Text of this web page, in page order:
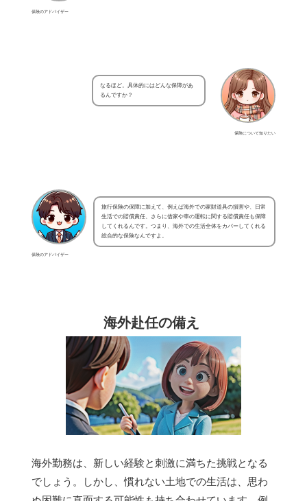
保険のアドバイザー
保険について知りたい
なるほど。具体的にはどんな保障があ
るんですか？
保険のアドバイザー
旅行保険の保障に加えて、例えば海外での家財道具の損害や、日常
生活での賠償責任、さらに借家や車の運転に関する賠償責任も保障
してくれるんです。つまり、海外での生活全体をカバーしてくれる
総合的な保険なんですよ。
海外赴任の備え
海外勤務は、新しい経験と刺激に満ちた挑戦となる
でしょう。しかし、慣れない土地での生活は、思わ